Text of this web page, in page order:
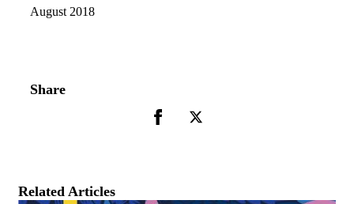
August 2018
Share
Related Articles